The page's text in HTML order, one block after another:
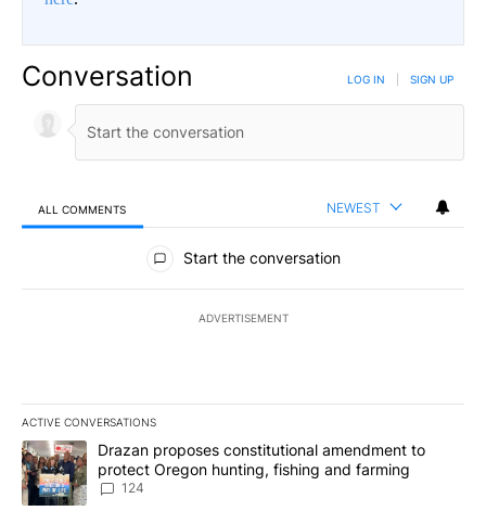
Conversation LOG IN SIGN UP
ALL COMMENTS NEWEST
All Comments
Start the conversation
ADVERTISEMENT
ACTIVE CONVERSATIONS
The following is a list of the most commented articles in the last
A trending article titled "Drazan proposes constitutional
Drazan proposes constitutional amendment to
protect Oregon hunting, fishing and farming
124